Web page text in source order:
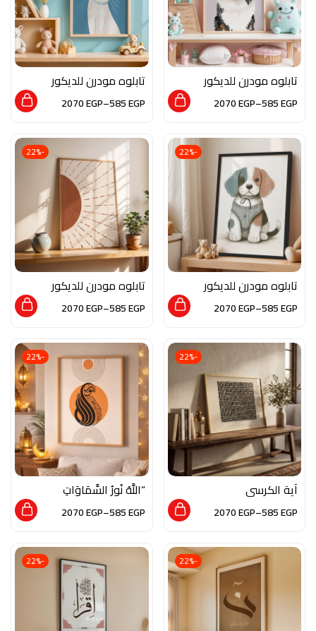
تابلوه مودرن للديكور
من الخشب الطبيعي و
الزجاج بلمسه من الفن
585EGP
–
2070EGP
تابلوه مودرن للديكور
من الخشب الطبيعي و
الزجاج بلمسه من الفن
585EGP
–
2070EGP
-22%
تابلوه مودرن للديكور
من الخشب الطبيعي و
الزجاج بلمسه من الفن
585EGP
–
2070EGP
-22%
تابلوه مودرن للديكور
من الخشب الطبيعي و
الزجاج بلمسه من الفن
585EGP
–
2070EGP
-22%
آية الكرسي
585EGP
–
2070EGP
-22%
“اللَّهُ نُورُ السَّمَاوَاتِ
وَالْأَرْضِ”
585EGP
–
2070EGP
-22%
-22%